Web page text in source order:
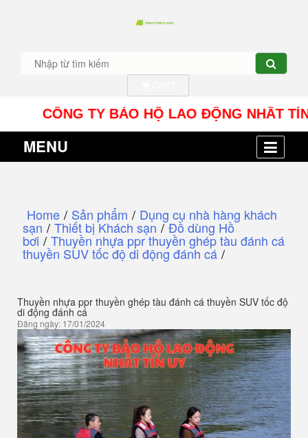
CÔNG TY BẢO HỘ LAO ĐỘNG NHÂT
MENU
Home / Sản phẩm / Dụng cụ nhà hàng khách
sạn / Thiết bị Khách sạn / Đồ dùng Hồ
bơi / Thuyền nhựa ppr thuyền ghép tàu đánh cá
thuyền SUV tốc độ di động đánh cá /
Thuyền nhựa ppr thuyền ghép tàu đánh cá thuyền SUV tốc độ
di động đánh cá
Đăng ngày: 17/01/2024